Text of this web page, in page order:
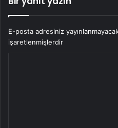
E-posta adresiniz
işaretlenmişlerdir